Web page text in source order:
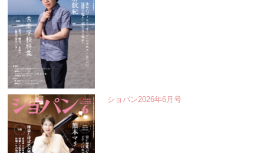
ショパン2026年6月号